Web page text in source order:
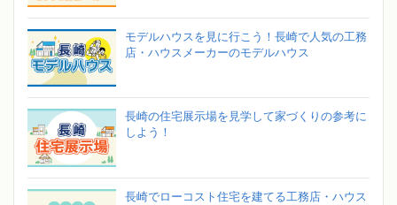
モデルハウスを見に行こう！長崎で人気の工務
店・ハウスメーカーのモデルハウス
長崎の住宅展示場を見学して家づくりの参考に
しよう！
長崎でローコスト住宅を建てる工務店・ハウス